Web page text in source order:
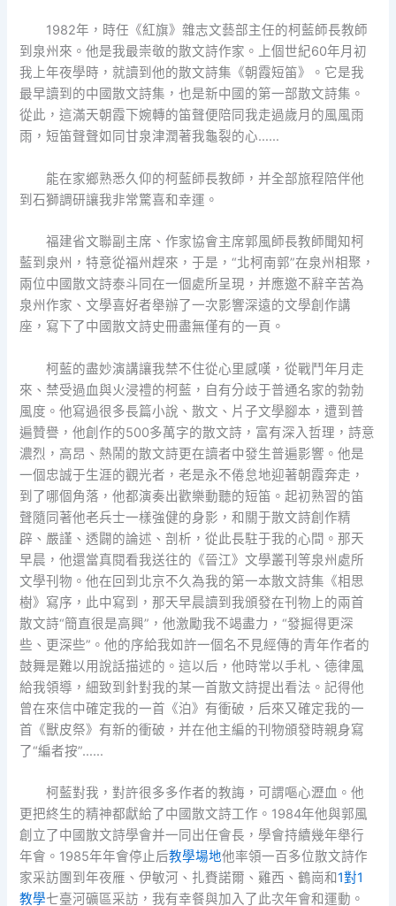
1982年，時任《紅旗》雜志文藝部主任的柯藍師長教師
到泉州來。他是我最崇敬的散文詩作家。上個世紀60年月初
我上年夜學時，就讀到他的散文詩集《朝霞短笛》。它是我
最早讀到的中國散文詩集，也是新中國的第一部散文詩集。
從此，這滿天朝霞下婉轉的笛聲便陪同我走過歲月的風風雨
雨，短笛聲聲如同甘泉津潤著我龜裂的心……
能在家鄉熟悉久仰的柯藍師長教師，并全部旅程陪伴他
到石獅調研讓我非常驚喜和幸運。
福建省文聯副主席、作家協會主席郭風師長教師聞知柯
藍到泉州，特意從福州趕來，于是，“北柯南郭”在泉州相聚，
兩位中國散文詩泰斗同在一個處所呈現，并應邀不辭辛苦為
泉州作家、文學喜好者舉辦了一次影響深遠的文學創作講
座，寫下了中國散文詩史冊盡無僅有的一頁。
柯藍的盡妙演講讓我禁不住從心里感嘆，從戰鬥年月走
來、禁受過血與火浸禮的柯藍，自有分歧于普通名家的勃勃
風度。他寫過很多長篇小說、散文、片子文學腳本，遭到普
遍贊譽，他創作的500多萬字的散文詩，富有深入哲理，詩意
濃烈，高昂、熱鬧的散文詩更在讀者中發生普遍影響。他是
一個忠誠于生涯的觀光者，老是永不倦怠地迎著朝霞奔走，
到了哪個角落，他都演奏出歡樂動聽的短笛。起初熟習的笛
聲隨同著他老兵士一樣強健的身影，和關于散文詩創作精
辟、嚴謹、透闢的論述、剖析，從此長駐于我的心間。那天
早晨，他還當真閱看我送往的《晉江》文學叢刊等泉州處所
文學刊物。他在回到北京不久為我的第一本散文詩集《相思
樹》寫序，此中寫到，那天早晨讀到我頒發在刊物上的兩首
散文詩“簡直很是高興”，他激勵我不竭盡力，“發掘得更深
些、更深些”。他的序給我如許一個名不見經傳的青年作者的
鼓舞是難以用說話描述的。這以后，他時常以手札、德律風
給我領導，細致到針對我的某一首散文詩提出看法。記得他
曾在來信中確定我的一首《泊》有衝破，后來又確定我的一
首《獸皮祭》有新的衝破，并在他主編的刊物頒發時親身寫
了“編者按”……
柯藍對我，對許很多多作者的教誨，可謂嘔心瀝血。他
更把終生的精神都獻給了中國散文詩工作。1984年他與郭風
創立了中國散文詩學會并一同出任會長，學會持續幾年舉行
年會。1985年年會停止后教學場地他率領一百多位散文詩作
家采訪團到年夜雁、伊敏河、扎賚諾爾、雞西、鶴崗和1對1
教學七臺河礦區采訪，我有幸餐與加入了此次年會和運動。